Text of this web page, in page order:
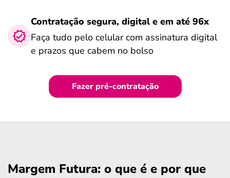
Contratação segura, digital e em até 96x
Faça tudo pelo celular com assinatura digital
e prazos que cabem no bolso
Fazer pré-contratação
Margem Futura: o que é e por que